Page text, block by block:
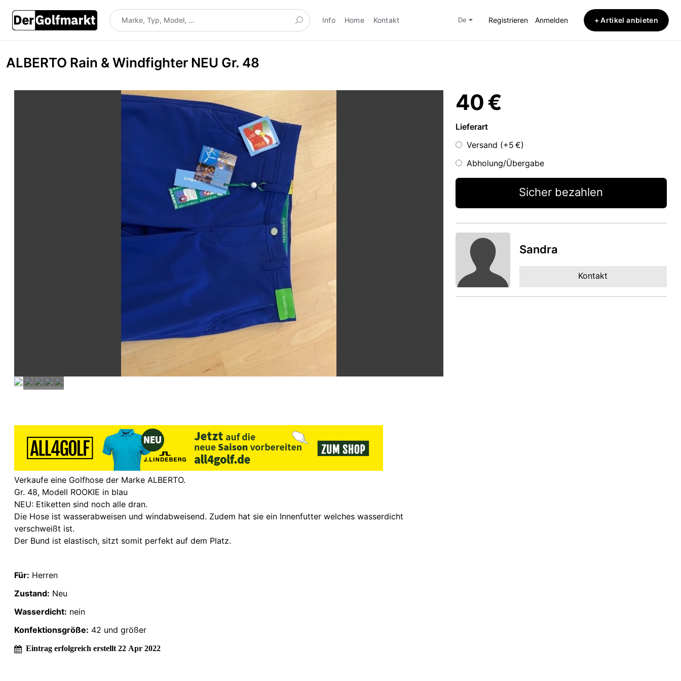
Info Home Kontakt de Registrieren Anmelden + Artikel anbieten
ALBERTO Rain & Windfighter NEU Gr. 48
Verkaufe eine Golfhose der Marke ALBERTO.
Gr. 48, Modell ROOKIE in blau
NEU: Etiketten sind noch alle dran.
Die Hose ist wasserabweisen und windabweisend. Zudem hat sie ein Innenfutter welches wasserdicht
verschweißt ist.
Der Bund ist elastisch, sitzt somit perfekt auf dem Platz.
Für: Herren
Zustand: Neu
Wasserdicht: nein
Konfektionsgröße: 42 und größer
Eintrag erfolgreich erstellt 22 Apr 2022
40 €
Lieferart
Versand (+5 €)
Abholung/Übergabe
Sicher bezahlen
Sandra
Kontakt